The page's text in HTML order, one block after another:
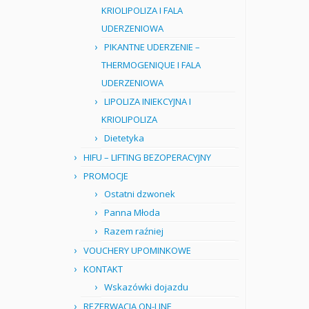
KRIOLIPOLIZA I FALA
UDERZENIOWA
PIKANTNE UDERZENIE –
THERMOGENIQUE I FALA
UDERZENIOWA
LIPOLIZA INIEKCYJNA I
KRIOLIPOLIZA
Dietetyka
HIFU – LIFTING BEZOPERACYJNY
PROMOCJE
Ostatni dzwonek
Panna Młoda
Razem raźniej
VOUCHERY UPOMINKOWE
KONTAKT
Wskazówki dojazdu
REZERWACJA ON-LINE